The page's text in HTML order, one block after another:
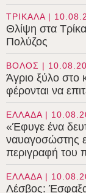
ΤΡΙΚΑΛΑ |
Θλίψη στα
Πολύζος
ΒΟΛΟΣ |
Άγριο ξύλο στο
φέρονται να
ΕΛΛΑΔΑ |
«Έφυγε ένα
ναυαγοσώστης
περιγραφή του
ΕΛΛΑΔΑ |
Λέσβος: